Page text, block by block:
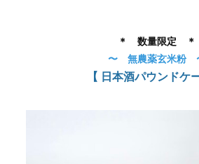
＊ 数量限定 ＊
〜 無農薬玄米粉
【 日本酒パウンドケ